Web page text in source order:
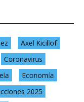
Axel Kicillof
Coronavirus
Economía
2025